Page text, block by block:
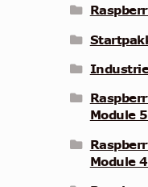
Module
Module